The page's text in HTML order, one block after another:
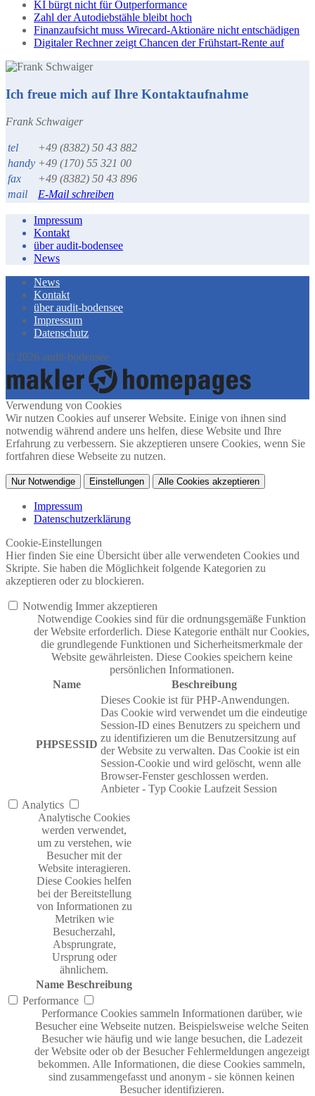
KI bürgt nicht für Outperformance
Zahl der Autodiebstähle bleibt hoch
Finanzaufsicht muss Wirecard-Aktionäre nicht entschädigen
Digitaler Rechner zeigt Chancen der Frühstart-Rente auf
Ich freue mich auf Ihre Kontaktaufnahme
Frank Schwaiger
tel
+49 (8382) 50 43 882
handy +49 (170) 55 321 00
fax
+49 (8382) 50 43 896
mail
E-Mail schreiben
Impressum
Kontakt
über audit-bodensee
News
News
Kontakt
über audit-bodensee
Impressum
Datenschutz
© 2026 audit-bodensee
Verwendung von Cookies
Wir nutzen Cookies auf unserer Website. Einige von ihnen sind
notwendig während andere uns helfen, diese Website und Ihre
Erfahrung zu verbessern. Sie akzeptieren unsere Cookies, wenn Sie
fortfahren diese Webseite zu nutzen.
Nur Notwendige Einstellungen Alle Cookies akzeptieren
Impressum
Datenschutzerklärung
Cookie-Einstellungen
Hier finden Sie eine Übersicht über alle verwendeten Cookies und
Skripte. Sie haben die Möglichkeit folgende Kategorien zu
akzeptieren oder zu blockieren.
Notwendig Immer akzeptieren
Notwendige Cookies sind für die ordnungsgemäße Funktion
der Website erforderlich. Diese Kategorie enthält nur Cookies,
die grundlegende Funktionen und Sicherheitsmerkmale der
Website gewährleisten. Diese Cookies speichern keine
persönlichen Informationen.
Name
Beschreibung
PHPSESSID
Dieses Cookie ist für PHP-Anwendungen.
Das Cookie wird verwendet um die eindeutige
Session-ID eines Benutzers zu speichern und
zu identifizieren um die Benutzersitzung auf
der Website zu verwalten. Das Cookie ist ein
Session-Cookie und wird gelöscht, wenn alle
Browser-Fenster geschlossen werden.
Anbieter - Typ Cookie Laufzeit Session
Analytics
Analytische Cookies
werden verwendet,
um zu verstehen, wie
Besucher mit der
Website interagieren.
Diese Cookies helfen
bei der Bereitstellung
von Informationen zu
Metriken wie
Besucherzahl,
Absprungrate,
Ursprung oder
ähnlichem.
Name Beschreibung
Performance
Performance Cookies sammeln Informationen darüber, wie
Besucher eine Webseite nutzen. Beispielsweise welche Seiten
Besucher wie häufig und wie lange besuchen, die Ladezeit
der Website oder ob der Besucher Fehlermeldungen angezeigt
bekommen. Alle Informationen, die diese Cookies sammeln,
sind zusammengefasst und anonym - sie können keinen
Besucher identifizieren.